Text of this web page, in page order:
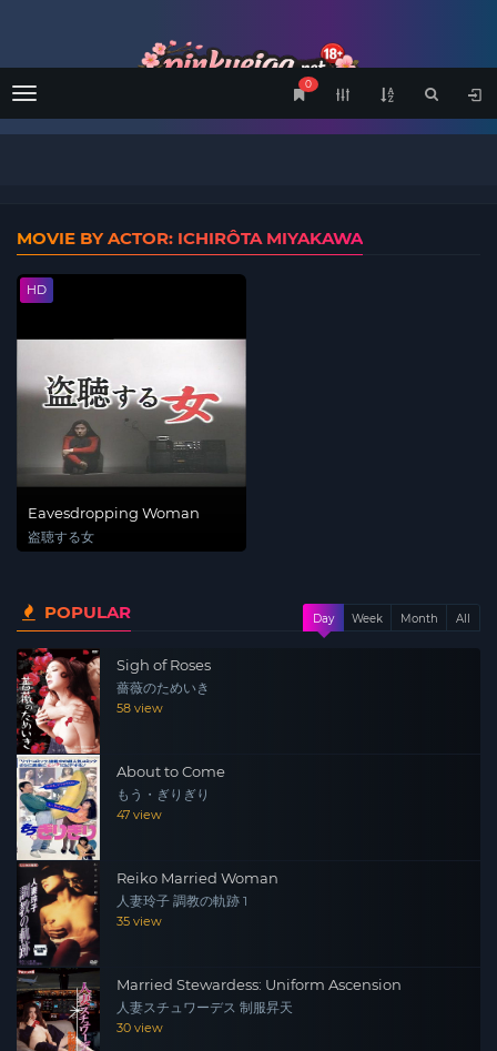
Menu
0
MOVIE BY ACTOR: ICHIRÔTA MIYAKAWA
HD
Eavesdropping Woman
盗聴する女
POPULAR Day Week Month All
Sigh of Roses
薔薇のためいき
58 view
About to Come
もう・ぎりぎり
47 view
Reiko Married Woman
人妻玲子 調教の軌跡 1
35 view
Married Stewardess: Uniform Ascension
人妻スチュワーデス 制服昇天
30 view